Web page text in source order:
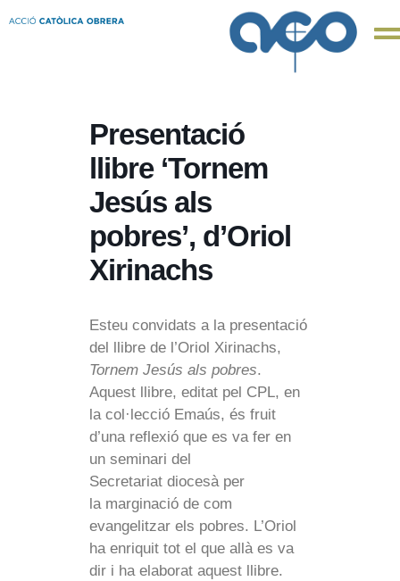
Presentació
llibre ‘Tornem
Jesús als
pobres’, d’Oriol
Xirinachs
Esteu convidats a la presentació
del llibre de l’Oriol Xirinachs,
Tornem Jesús als pobres.
Aquest llibre, editat pel CPL, en
la col·lecció Emaús, és fruit
d’una reflexió que es va fer en
un seminari del
Secretariat diocesà per
la marginació de com
evangelitzar els pobres. L’Oriol
ha enriquit tot el que allà es va
dir i ha elaborat aquest llibre.